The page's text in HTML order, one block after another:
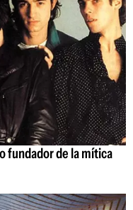
fundador de la mítica